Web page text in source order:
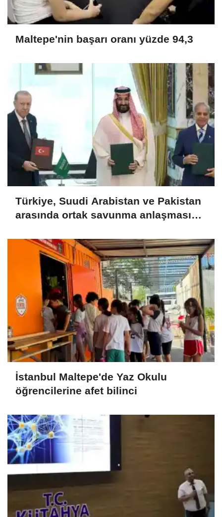
Maltepe'nin başarı oranı yüzde 94,3
Türkiye, Suudi Arabistan ve Pakistan
arasında ortak savunma anlaşması
İstanbul Maltepe'de Yaz Okulu
öğrencilerine afet bilinci